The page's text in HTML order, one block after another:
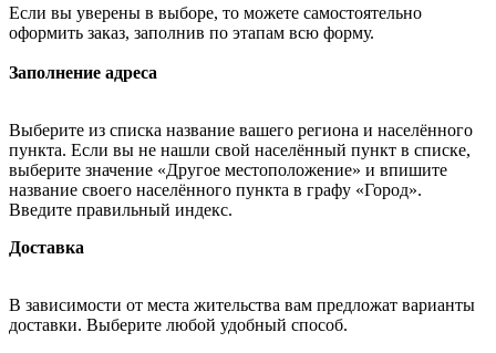
Если вы уверены в выборе, то можете самостоятельно
оформить заказ, заполнив по этапам всю форму.
Заполнение адреса
Выберите из списка название вашего региона и населённого
пункта. Если вы не нашли свой населённый пункт в списке,
выберите значение «Другое местоположение» и впишите
название своего населённого пункта в графу «Город».
Введите правильный индекс.
Доставка
В зависимости от места жительства вам предложат варианты
доставки. Выберите любой удобный способ.